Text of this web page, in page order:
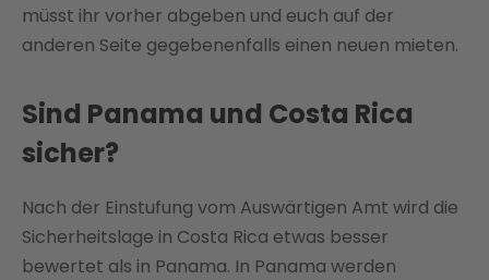
müsst ihr vorher abgeben und euch auf der
anderen Seite gegebenenfalls einen neuen mieten.
Sind Panama und Costa Rica
sicher?
Nach der Einstufung vom Auswärtigen Amt wird die
Sicherheitslage in Costa Rica etwas besser
bewertet als in Panama. In Panama werden